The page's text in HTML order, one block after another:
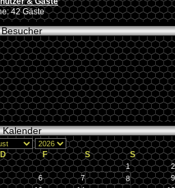
42 Gäste
Besucher
Kalender
D F S S
1
2
6 7 8
9